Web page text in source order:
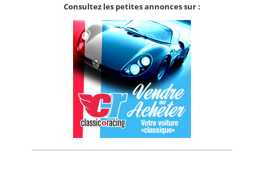
Consultez les petites annonces sur :